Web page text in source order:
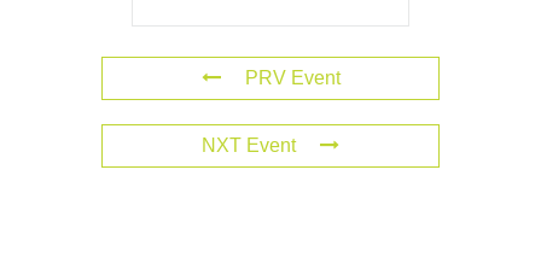
PRV Event
NXT Event